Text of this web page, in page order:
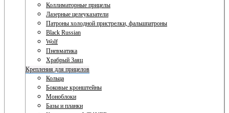
Коллиматорные прицелы
Лазерные целеуказатели
Патроны холодной пристрелки, фальшпатроны
Black Russian
Wolf
Пневматика
Храбрый Заяц
Крепления для прицелов
Кольца
Боковые кронштейны
Моноблоки
Базы и планки